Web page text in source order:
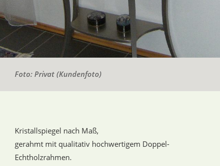
Foto: Privat (Kundenfoto)
Kristallspiegel nach Maß,
gerahmt mit qualitativ hochwertigem Doppel-
Echtholzrahmen.